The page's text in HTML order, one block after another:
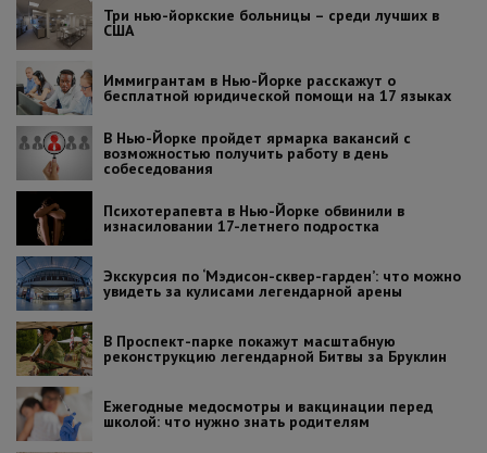
Три нью-йоркские больницы – среди лучших в
США
Иммигрантам в Нью-Йорке расскажут о
бесплатной юридической помощи на 17 языках
В Нью-Йорке пройдет ярмарка вакансий с
возможностью получить работу в день
собеседования
Психотерапевта в Нью-Йорке обвинили в
изнасиловании 17-летнего подростка
Экскурсия по ‘Мэдисон-сквер-гарден’: что можно
увидеть за кулисами легендарной арены
В Проспект-парке покажут масштабную
реконструкцию легендарной Битвы за Бруклин
Ежегодные медосмотры и вакцинации перед
школой: что нужно знать родителям